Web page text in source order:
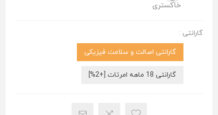
خاکستری
گارانتی :
گارانتی اصالت و سلامت فیزیکی
گارانتی 18 ماهه امرتات [+2%]